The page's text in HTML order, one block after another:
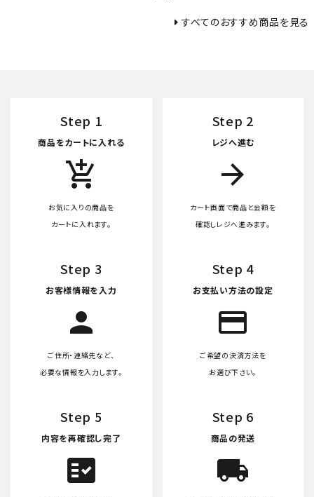
すべてのおすすめ商品を見る
Step 1
商品をカートに入れる
add_shopping_cart
お気に入りの商品を
カートに入れます。
Step 2
レジへ進む
arrow_forward
カート画面で商品と金額を
確認しレジへ進みます。
Step 3
お客様情報を入力
person
ご住所・連絡先など、
必要な情報を入力します。
Step 4
お支払い方法の設定
credit_card
ご希望の決済方法を
お選び下さい。
Step 5
内容を再確認し完了
fact_check
Step 6
商品の発送
local_shipping